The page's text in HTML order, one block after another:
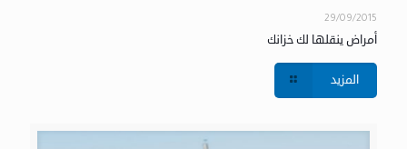
29/09/2015
أمراض ينقلها لك خزانك
المزيد